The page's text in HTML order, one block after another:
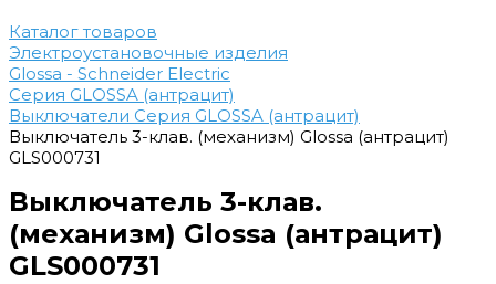
Каталог товаров
Электроустановочные изделия
Glossa - Schneider Electric
Серия GLOSSA (антрацит)
Выключатели Серия GLOSSA (антрацит)
Выключатель 3-клав. (механизм) Glossa (антрацит)
GLS000731
Выключатель 3-клав.
(механизм) Glossa (антрацит)
GLS000731